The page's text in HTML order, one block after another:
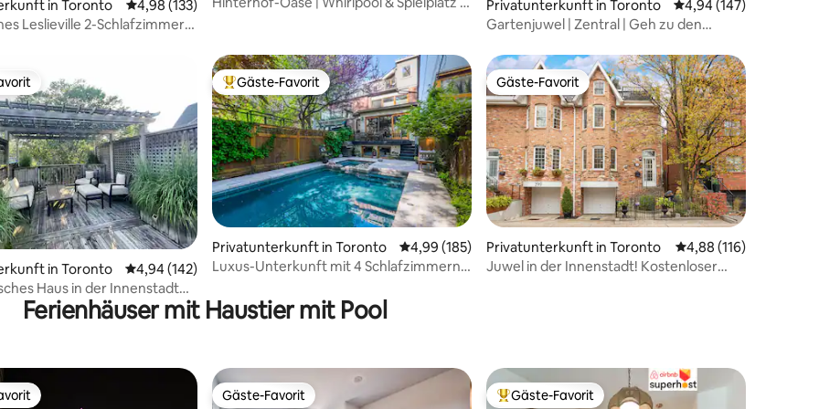
in Toronto Durchschnittliche Bewertung: 4,98 von 5, 133 Bewertungen
4,98 (133)
Leslieville 2-Schlafzimmer-
Privatunterkunft in Toronto Durchschnittliche
4,94 (147)
Gartenjuwel | Zentral | Geh zu den
4,9 von 5, 132 Bewertungen
in Toronto Durchschnittliche Bewertung: 4,94 von 5, 142 Bewertungen
4,94 (142)
Haus in der Innenstadt
Cabbagetown
Beliebter Gäste-Favorit.
Gäste-Favorit
Privatunterkunft in Toronto Durchschnittliche Bewertung: 4,99 von 5, 185 Bewertungen
4,99 (185)
Luxus-Unterkunft mit 4 Schlafzimmern:
Whirlpool
Gäste-Favorit
Gäste-Favorit
Privatunterkunft in Toronto Durchschnittliche
4,88 (116)
Juwel in der Innenstadt! Kostenloser
Ferienhäuser mit Haustier mit Pool
Gäste-Favorit
Gäste-Favorit Beliebter Gäste-Favorit.
Gäste-Favorit